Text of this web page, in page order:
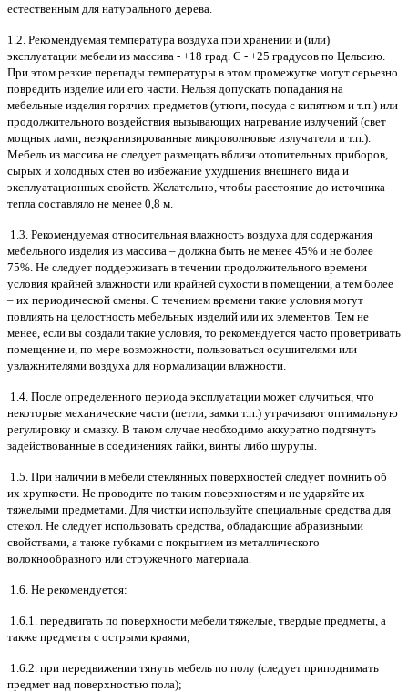
естественным для натурального дерева.
1.2. Рекомендуемая температура воздуха при хранении и (или)
эксплуатации мебели из массива - +18 град. С - +25 градусов по Цельсию.
При этом резкие перепады температуры в этом промежутке могут серьезно
повредить изделие или его части. Нельзя допускать попадания на
мебельные изделия горячих предметов (утюги, посуда с кипятком и т.п.) или
продолжительного воздействия вызывающих нагревание излучений (свет
мощных ламп, неэкранизированные микроволновые излучатели и т.п.).
Мебель из массива не следует размещать вблизи отопительных приборов,
сырых и холодных стен во избежание ухудшения внешнего вида и
эксплуатационных свойств. Желательно, чтобы расстояние до источника
тепла составляло не менее 0,8 м.
1.3. Рекомендуемая относительная влажность воздуха для содержания
мебельного изделия из массива – должна быть не менее 45% и не более
75%. Не следует поддерживать в течении продолжительного времени
условия крайней влажности или крайней сухости в помещении, а тем более
– их периодической смены. С течением времени такие условия могут
повлиять на целостность мебельных изделий или их элементов. Тем не
менее, если вы создали такие условия, то рекомендуется часто проветривать
помещение и, по мере возможности, пользоваться осушителями или
увлажнителями воздуха для нормализации влажности.
1.4. После определенного периода эксплуатации может случиться, что
некоторые механические части (петли, замки т.п.) утрачивают оптимальную
регулировку и смазку. В таком случае необходимо аккуратно подтянуть
задействованные в соединениях гайки, винты либо шурупы.
1.5. При наличии в мебели стеклянных поверхностей следует помнить об
их хрупкости. Не проводите по таким поверхностям и не ударяйте их
тяжелыми предметами. Для чистки используйте специальные средства для
стекол. Не следует использовать средства, обладающие абразивными
свойствами, а также губками с покрытием из металлического
волокнообразного или стружечного материала.
1.6. Не рекомендуется:
1.6.1. передвигать по поверхности мебели тяжелые, твердые предметы, а
также предметы с острыми краями;
1.6.2. при передвижении тянуть мебель по полу (следует приподнимать
предмет над поверхностью пола);